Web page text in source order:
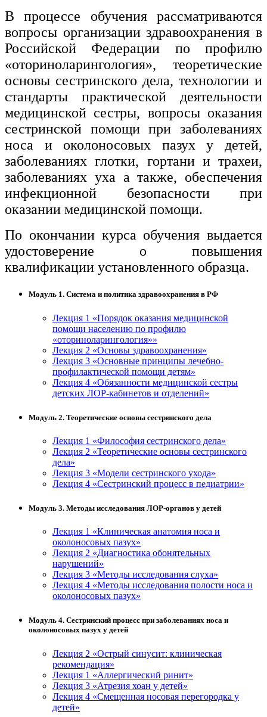
В процессе обучения рассматриваются
вопросы организации здравоохранения в
Российской Федерации по профилю
«оториноларингология», теоретические
основы сестринского дела, технологии и
стандарты практической деятельности
медицинской сестры, вопросы оказания
сестринской помощи при заболеваниях
носа и околоносовых пазух у детей,
заболеваниях глотки, гортани и трахеи,
заболеваниях уха а также, обеспечения
инфекционной безопасности при
оказании медицинской помощи.
По окончании курса обучения выдается
удостоверение о повышения
квалификации установленного образца.
Модуль 1. Система и политика здравоохранения в РФ
Лекция 1 «Порядок оказания медицинской
помощи населению по профилю
«оториноларингология»»
Лекция 2 «Основы здравоохранения»
Лекция 3 «Основные принципы лечебно-
профилактической помощи детям»
Лекция 4 «Обязанности медицинской сестры
детских ЛОР-кабинетов и отделений»
Модуль 2. Теоретические основы сестринского дела
Лекция 1 «Философия сестринского дела»
Лекция 2 «Теоретические основы сестринского
дела»
Лекция 3 «Модели сестринского ухода»
Лекция 4 «Сестринский процесс в педиатрии»
Модуль 3. Методы исследования ЛОР-органов у детей
Лекция 1 «Клиническая анатомия носа и
околоносовых пазух»
Лекция 2 «Диагностика обонятельных
нарушений»
Лекция 3 «Методы исследования слуха»
Лекция 4 «Методы исследования полости носа и
околоносовых пазух»
Модуль 4. Сестринский процесс при заболеваниях носа и
околоносовых пазух у детей
Лекция 2 «Острый синусит: клиническая
рекомендация»
Лекция 1 «Аллергический ринит»
Лекция 3 «Атрезия хоан у детей»
Лекция 4 «Смещенная носовая перегородка у
детей»